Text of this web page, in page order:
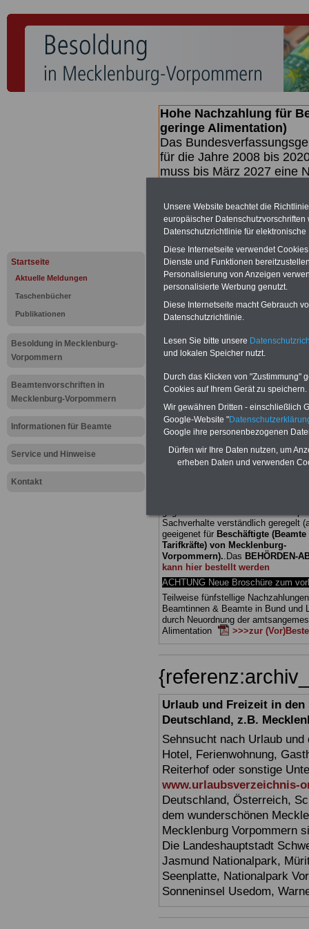
Startseite
Aktuelle Meldungen
Taschenbücher
Publikationen
Besoldung in Mecklenburg-
Vorpommern
Beamtenvorschriften in
Mecklenburg-Vorpommern
Informationen für Beamte
Service und Hinweise
Kontakt
Hohe Nachzahlung für
geringe Alimentation)
Das
für die Jahre 2008 bis
muss bis März 2027 eine
(Beamte &
geben (Medienberichten
mind.3.000 und 13.000
hierzu eine Broschüre
des Gesetzentwurfs der
(wahrscheinlich im
Broschüre.
Meldung
BEHÖRDEN-ABO
mit drei
25,00 Euro: Wissenswertes für
Sachverhalte verständlich geregelt
geeigenet für Beschäftigte
Tarifkräfte) von Mecklenburg-
Vorpommern).. Das BEHÖRDEN-
kann hier bestellt werden
ACHTUNG Neue Broschüre zum
Teilweise fünfstellige
Beamtinnen & Beamte in Bund und
durch Neuordnung der
Alimentation
>>>zur
Urlaub und Freizeit in
Deutschland, z.B.
Sehnsucht nach Urlaub
Hotel, Ferienwohnung,
Reiterhof oder sonstige
www.urlaubsverzeichnis-
Deutschland, Österreich,
dem wunderschönen
Mecklenburg Vorpommern
Die Landeshauptstadt
Jasmund Nationalpark,
Seenplatte, Nationalpark
Sonneninsel Usedom,
Unsere Website beachtet die
europäischer
Datenschutzrichtlinie für
Diese Internetseite verwendet
Dienste und Funktionen
Personalisierung von Anzeigen
personalisierte Werbung genutzt.
Diese Internetseite macht Gebrauch
Datenschutzrichtlinie.
Lesen Sie bitte unsere
und lokalen Speicher nutzt.
Durch das Klicken von "Zustimmung"
Cookies auf Ihrem Gerät zu speichern.
Wir gewähren Dritten - einschließlich
Google-Website "
Google ihre personenbezogenen
Dürfen wir Ihre Daten nutzen, um
erheben Daten und verwenden